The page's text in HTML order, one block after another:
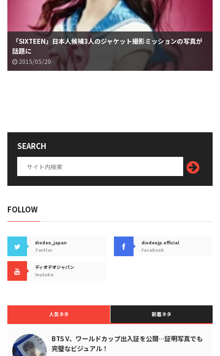
「SIXTEEN」日本人候補3人のジャケット撮影ミッションの写真が
話題に
2015/05/20
SEARCH
FOLLOW
diodeo_japan
Twitter
diodeojp.official
Facebook
ディオデオジャパン
Youtube
人気ネタ 新着ネタ
BTS V、ワールドカップ出入証を公開…証明写真でも
完璧なビジュアル！